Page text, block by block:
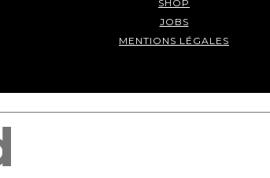
SHOP
JOBS
MENTIONS LÉGALES